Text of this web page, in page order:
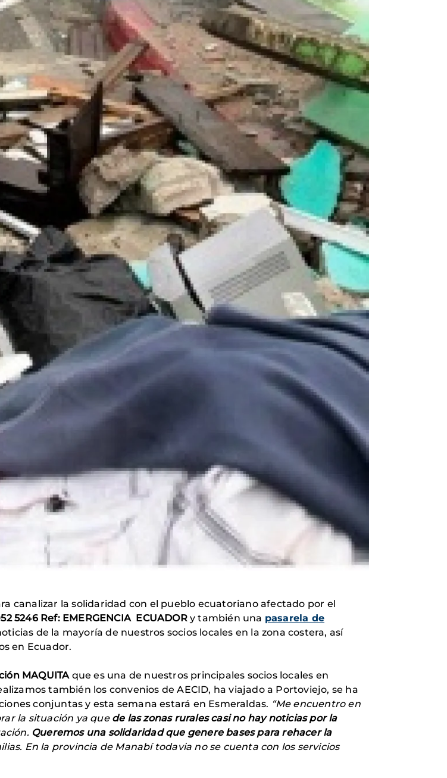
canalizar la solidaridad con el pueblo ecuatoriano afectado por el
5246 Ref: EMERGENCIA ECUADORy también una pasarela de
de la mayoría de nuestros socios locales en la zona costera, así
en Ecuador.
MAQUITAque es una de nuestros principales socios locales en
también los convenios de AECID, ha viajado a Portoviejo, se ha
conjuntas y esta semana estará en Esmeraldas. “Me encuentro en
la situación ya que de las zonas rurales casi no hay noticias por la
Queremos una solidaridad que genere bases para rehacer la
En la provincia de Manabí todavia no se cuenta con los servicios